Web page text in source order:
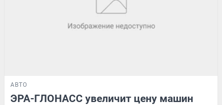
АВТО
ЭРА-ГЛОНАСС увеличит цену машин